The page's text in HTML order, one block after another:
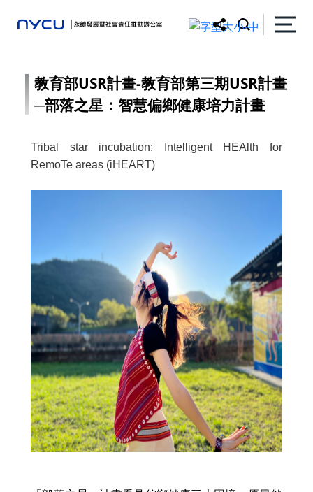
教育部USR計畫-教育部第三期USR計畫
─部落之星：智慧偏鄉健康培力計畫
Tribal star incubation: Intelligent HEAlth for
RemoTe areas (iHEART)